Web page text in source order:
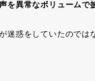
を異常なボリュームで
迷惑をしていたのでは